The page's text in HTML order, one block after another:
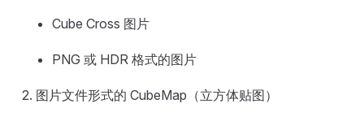
Cube Cross 图片
PNG 或 HDR 格式的图片
图片文件形式的 CubeMap（立方体贴图）